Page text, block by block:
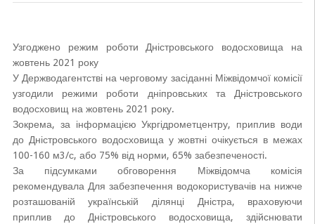
Узгоджено режим роботи Дністровського водосховища на
жовтень 2021 року
У Держводагентстві на черговому засіданні Міжвідомчої комісії
узгодили режими роботи дніпровських та Дністровського
водосховищ на жовтень 2021 року.
Зокрема, за інформацією Укргідрометцентру, приплив води
до Дністровського водосховища у жовтні очікується в межах
100-160 м3/с, або 75% від норми, 65% забезпеченості.
За підсумками обговорення Міжвідомча комісія
рекомендувала Для забезпечення водокористувачів на нижче
розташованій українській ділянці Дністра, враховуючи
приплив до Дністровського водосховища, здійснювати